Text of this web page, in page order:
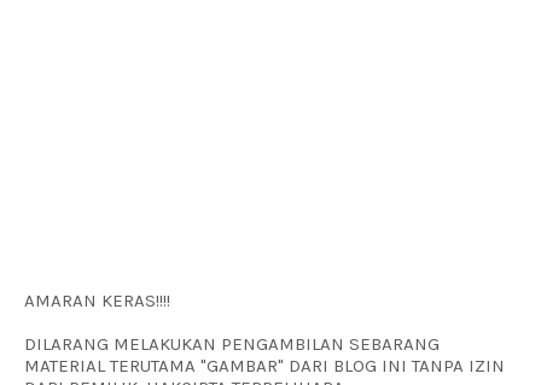
AMARAN KERAS!!!!
DILARANG MELAKUKAN PENGAMBILAN SEBARANG
MATERIAL TERUTAMA "GAMBAR" DARI BLOG INI TANPA IZIN